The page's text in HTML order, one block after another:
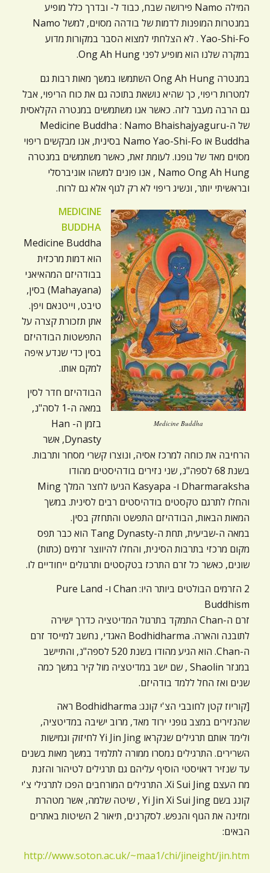
המילה Namo פירושה שבח, כבוד ל- ובדרך כלל מופיע
במנטרות המופנות לדמות של בודהה מסוים, למשל Namo
Yao-Shi-Fo . לא הצלחתי למצוא הסבר במקורות מדוע
במקרה שלנו הוא מופיע לפני Ong Ah Hung.
במנטרה Ong Ah Hung השתמשו במשך מאות רבות גם
למטרות ריפוי, כך שהיא נושאת בתוכה גם את כוח הריפוי, אבל
גם הרבה מעבר לזה. כאשר אנו משתמשים במנטרה הקלאסית
של ה-Medicine Buddha : Namo Bhaishajyaguru
Buddha או Namo Yao-Shi-Fo בסינית, אנו מבקשים ריפוי
מסוים מאד של גופנו. לעומת זאת, כאשר משתמשים במנטרה
Namo Ong Ah Hung , אנו פונים למשהו אוניברסלי
ובראשיתי יותר, ונשיג ריפוי לא רק לגוף אלא גם לרוח.
Medicine Buddha
MEDICINE
BUDDHA
Medicine Buddha
הוא דמות מרכזית
בבודהיזם המהאיאני
(Mahayana) בסין,
טיבט, וייטנאם ויפן.
אתן תזכורת קצרה על
התפשטות הבודהיזם
בסין כדי שנדע איפה
למקם אותו.
הבודהיזם חדר לסין
במאה ה-1 לסה"נ,
בזמן ה- Han
Dynasty, אשר
הרחיבה את כוחה למרכז אסיה, ונוצרו קשרי מסחר ותרבות.
בשנת 68 לספה"נ, שני נזירים בודהיסטים מהודו
Dharmaraksha ו- Kasyapa הגיעו לחצר המלך Ming
והחלו לתרגם טקסטים בודהיסטים רבים לסינית. במשך
המאות הבאות, הבודהיזם התפשט והתחזק בסין.
במאה ה-שביעית, תחת ה-Tang Dynasty הוא כבר תפס
מקום מרכזי בתרבות הסינית, והחלו להיווצר זרמים (כתות)
שונים, כאשר כל זרם התרכז בטקסטים ותרגולים ייחודיים לו.
2 הזרמים הבולטים ביותר היו: Chan ו- Pure Land
Buddhism
זרם ה-Chan התמקד בתרגול המדיטציה כדרך ישירה
לתובנה והארה. Bodhidharma האגדי, נחשב למייסד זרם
ה-Chan. הוא הגיע מהודו בשנת 520 לספה"נ, והתיישב
במנזר Shaolin , שם ישב במדיטציה מול קיר במשך כמה
שנים ואז החל ללמד בודהיזם.
[קוריוז קטן לחובבי הצ'י קונג: Bodhidharma ראה
שהנזירים במצב גופני ירוד מאד, מרוב ישיבה במדיטציה,
ולימד אותם תרגילים שנקראו Yi Jin Jing לחיזוק וגמישות
השרירים. התרגילים נמסרו ממורה לתלמיד במשך מאות בשנים
עד שנזיר דאויסטי הוסיף עליהם גם תרגילים לטיהור והזנת
מח העצם Xi Sui Jing. התרגילים המורחבים הפכו לתרגילי צ'י
קונג בשם Yi Jin Xi Sui Jing , שיטה שלמה, אשר מטהרת
ומזינה את הגוף והנפש. לסקרנים, תיאור 2 השיטות באתרים
הבאים:
http://www.soton.ac.uk/~maa1/chi/jineight/jin.htm